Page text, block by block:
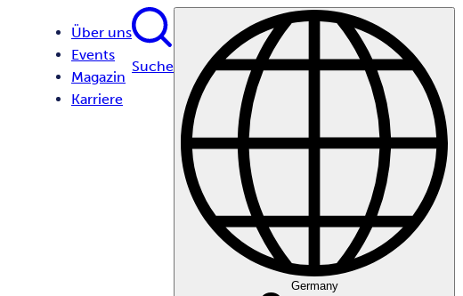
Über uns
Events
Magazin
Karriere
Suche
Germany